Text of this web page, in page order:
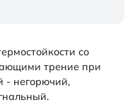
со
трение при
- негорючий,